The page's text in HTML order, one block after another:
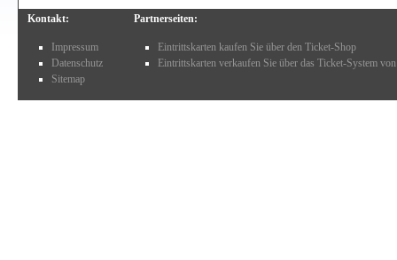
Kontakt:
Impressum
Datenschutz
Sitemap
Partnerseiten:
Eintrittskarten kaufen Sie über den Ticket-Shop
Eintrittskarten verkaufen Sie über das Ticket-System